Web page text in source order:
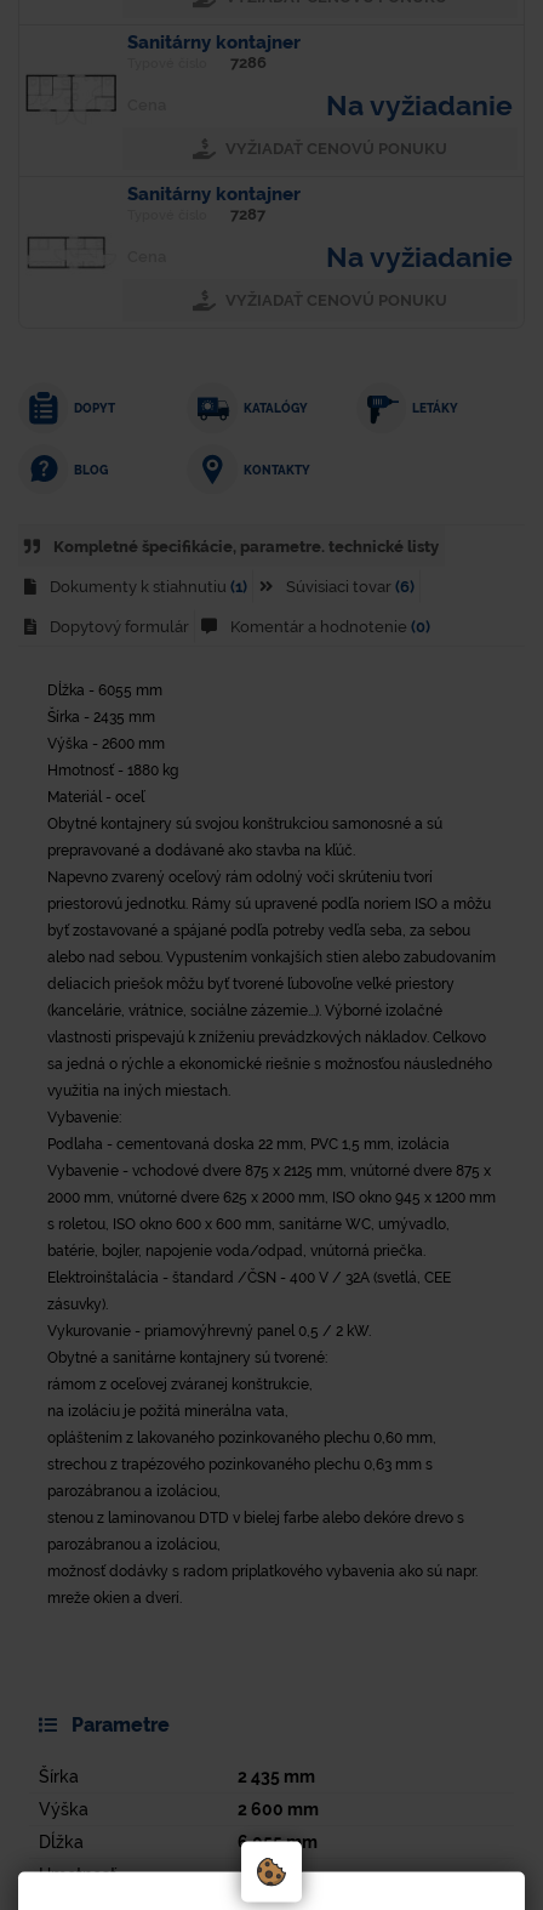
Sanitárny kontajner
7286
Na vyžiadanie
VYŽIADAŤ CENOVÚ PONUKU
Sanitárny kontajner
7287
Na vyžiadanie
VYŽIADAŤ CENOVÚ PONUKU
DOPYT KATALÓGY LETÁKY
BLOG KONTAKTY
Kompletné špecifikácie, parametre. technické listy
Dokumenty k stiahnutiu (1) Súvisiaci tovar (6)
Dopytový formulár Komentár a hodnotenie (0)
Dĺžka - 6055 mm
Šírka - 2435 mm
Výška - 2600 mm
Hmotnosť - 1880 kg
Materiál - oceľ
Obytné kontajnery sú svojou konštrukciou samonosné a sú
prepravované a dodávané ako stavba na kľúč.
Napevno zvarený oceľový rám odolný voči skrúteniu tvorí
priestorovú jednotku. Rámy sú upravené podľa noriem ISO a môžu
byť zostavované a spájané podľa potreby vedľa seba, za sebou
alebo nad sebou. Vypustením vonkajších stien alebo zabudovaním
deliacich priešok môžu byť tvorené ľubovoľne veľké priestory
(kancelárie, vrátnice, sociálne zázemie...). Výborné izolačné
vlastnosti prispevajú k zníženiu prevádzkových nákladov. Celkovo
sa jedná o rýchle a ekonomické riešnie s možnosťou náusledného
využitia na iných miestach.
Vybavenie:
Podlaha - cementovaná doska 22 mm, PVC 1,5 mm, izolácia
Vybavenie - vchodové dvere 875 x 2125 mm, vnútorné dvere 875 x
2000 mm, vnútorné dvere 625 x 2000 mm, ISO okno 945 x 1200 mm
s roletou, ISO okno 600 x 600 mm, sanitárne WC, umývadlo,
batérie, bojler, napojenie voda/odpad, vnútorná priečka.
Elektroinštalácia - štandard /ČSN - 400 V / 32A (svetlá, CEE
zásuvky).
Vykurovanie - priamovýhrevný panel 0,5 / 2 kW.
Obytné a sanitárne kontajnery sú tvorené:
rámom z oceľovej zváranej konštrukcie,
na izoláciu je požitá minerálna vata,
opláštením z lakovaného pozinkovaného plechu 0,60 mm,
strechou z trapézového pozinkovaného plechu 0,63 mm s
parozábranou a izoláciou,
stenou z laminovanou DTD v bielej farbe alebo dekóre drevo s
parozábranou a izoláciou,
možnosť dodávky s radom príplatkového vybavenia ako sú napr.
mreže okien a dverí.
Parametre
Šírka 2 435 mm
Výška
2 600 mm
Dĺžka
6 055mm
Hmotnosť
1 880kg